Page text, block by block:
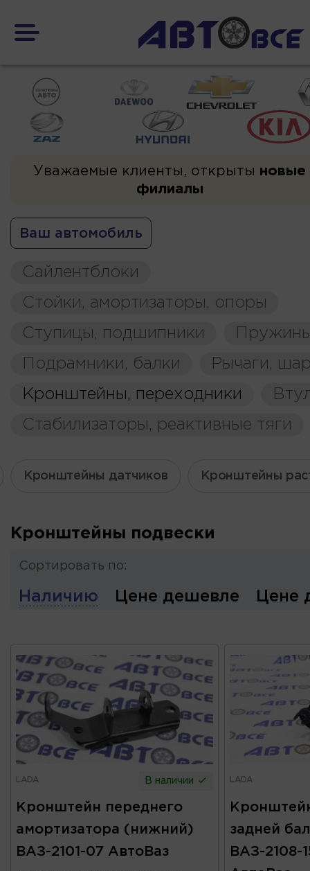
Уважаемые клиенты, открыты новые
филиалы
Ваш автомобиль
Сайлентблоки
Стойки, амортизаторы, опоры
Ступицы, подшипники
Подрамники, балки
Рычаги,
Кронштейны, переходники
Стабилизаторы, реактивные тяги
Кронштейны датчиков Кронштейны
Кронштейны подвески
Сортировать по:
Наличию Цене дешевле Цене
LADA В наличии
Кронштейн переднего
амортизатора (нижний)
ВАЗ-2101-07 АвтоВаз
LADA
задней
ВАЗ-2108-